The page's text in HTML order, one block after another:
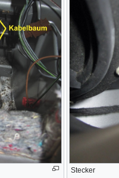
Stecker